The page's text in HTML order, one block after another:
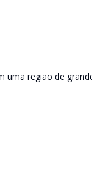
uma região de